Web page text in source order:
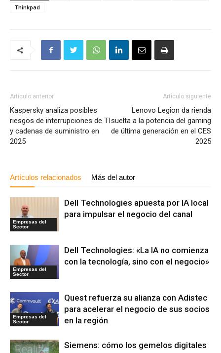
Thinkpad
Artículo anterior
Kaspersky analiza posibles
riesgos de interrupciones de TI
y cadenas de suministro en
2025
Artículo siguiente
Lenovo Legion da rienda
suelta a la potencia del gaming
de última generación en el CES
2025
Artículos relacionados Más del autor
Empresas del
Sector
Dell Technologies apuesta por IA local
para impulsar el negocio del canal
Empresas del
Sector
Dell Technologies: «La IA no comienza
con la tecnología, sino con el negocio»
Empresas del
Sector
Quest refuerza su alianza con Adistec
para acelerar el negocio de sus socios
en la región
Siemens: cómo los gemelos digitales